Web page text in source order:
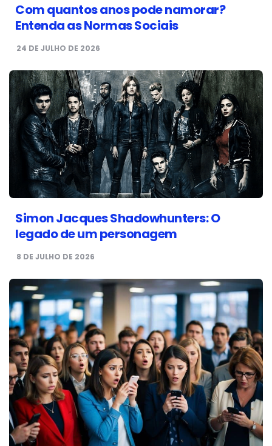
Com quantos anos pode namorar?
Entenda as Normas Sociais
24 DE JULHO DE 2026
Simon Jacques Shadowhunters: O
legado de um personagem
8 DE JULHO DE 2026